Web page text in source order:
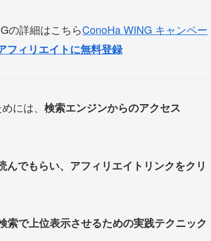
の詳細はこちらConoHa WING キャンペー
フィリエイトに無料登録
には、 検索エンジンからのアクセス
んでもらい、アフィリエイトリンクをクリ
索で上位表示させるための実践テクニック